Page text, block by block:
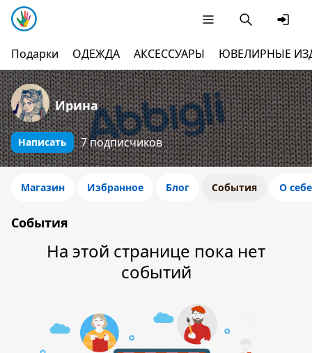
Подарки ОДЕЖДА АКСЕССУАРЫ ЮВЕЛИРНЫЕ
Ирина
Написать 7 подписчиков
Магазин Избранное Блог События О себе
События
На этой странице пока нет
событий